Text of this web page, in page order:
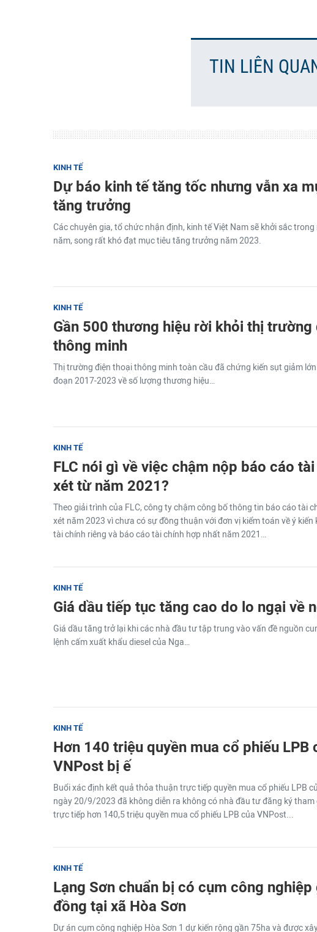
TIN LIÊN
KINH TẾ
Dự báo kinh tế tăng tốc nhưng vẫn xa
tăng trưởng
Các chuyên gia, tổ chức nhận định, kinh tế Việt Nam sẽ khởi sắc
năm, song rất khó đạt mục tiêu tăng trưởng năm 2023.
KINH TẾ
Gần 500 thương hiệu rời khỏi thị trường
thông minh
Thị trường điện thoại thông minh toàn cầu đã chứng kiến sụt giảm
đoạn 2017-2023 về số lượng thương hiệu…
KINH TẾ
FLC nói gì về việc chậm nộp báo cáo
xét từ năm 2021?
Theo giải trình của FLC, công ty chậm công bố thông tin báo cáo tài
xét năm 2023 vì chưa có sự đồng thuận với đơn vị kiểm toán về ý kiến
tài chính riêng và báo cáo tài chính hợp nhất năm 2021…
KINH TẾ
Giá dầu tiếp tục tăng cao do lo ngại về
Giá dầu tăng trở lại khi các nhà đầu tư tập trung vào vấn đề nguồn
lệnh cấm xuất khẩu diesel của Nga…
KINH TẾ
Hơn 140 triệu quyền mua cổ phiếu LPB
VNPost bị ế
Buổi xác định kết quả thỏa thuận trực tiếp quyền mua cổ phiếu LPB
ngày 20/9/2023 đã không diễn ra không có nhà đầu tư đăng ký
trực tiếp hơn 140,5 triệu quyền mua cổ phiếu LPB của VNPost...
KINH TẾ
Lạng Sơn chuẩn bị có cụm công
đồng tại xã Hòa Sơn
Dự án cụm công nghiệp Hòa Sơn 1 dự kiến rộng gần 75ha và được